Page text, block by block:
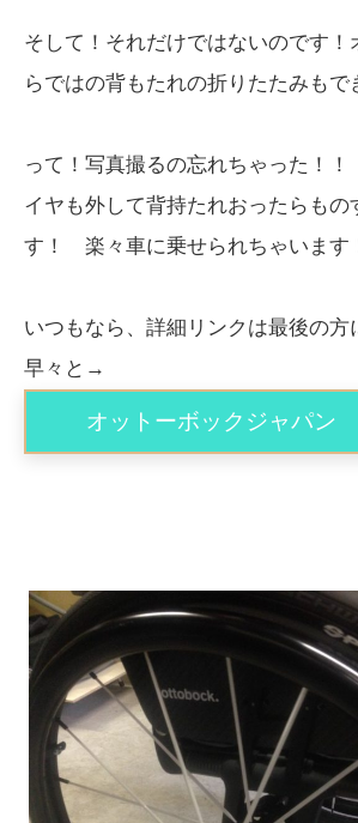
そして！それだけではないのです！
らではの背もたれの折りたたみもで
って！写真撮るの忘れちゃった！
イヤも外して背持たれおったらもの
す！ 楽々車に乗せられちゃいます
いつもなら、詳細リンクは最後の方
早々と→
オットーボックジャパン